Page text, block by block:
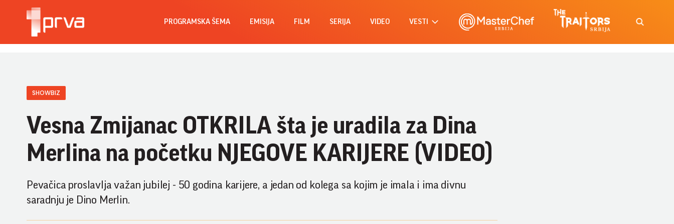
PROGRAMSKA ŠEMA EMISIJA FILM SERIJA VIDEO VESTI
SHOWBIZ
Vesna Zmijanac OTKRILA šta je uradila za Dina
Merlina na početku NJEGOVE KARIJERE (VIDEO)
Pevačica proslavlja važan jubilej - 50 godina karijere, a jedan od kolega sa kojim je imala i ima divnu
saradnju je Dino Merlin.